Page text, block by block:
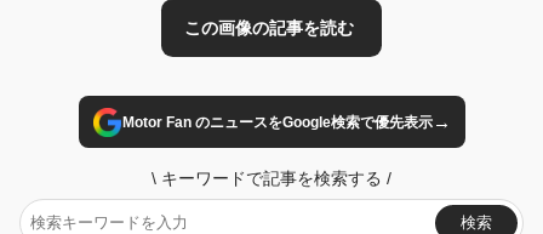
Motor Fan のニュースをGoogle検索で優先表示→
\ キーワードで記事を検索する /
検索